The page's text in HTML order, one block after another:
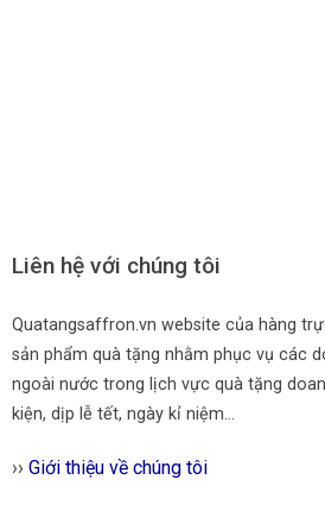
Liên hệ với chúng tôi
Quatangsaffron.vn website của hàng
sản phẩm quà tặng nhằm phục vụ các
ngoài nước trong lịch vực quà tặng
kiện, dịp lễ tết, ngày kỉ niệm…
›› Giới thiệu về chúng tôi